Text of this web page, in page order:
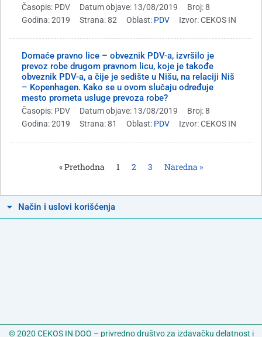
Časopis: PDV Datum objave: 13/08/2019
Broj: 8
Godina: 2019
Strana: 82 Oblast: PDV Izvor: CEKOS IN
Domaće pravno lice – obveznik PDV-a, izvršilo je
prevoz robe drugom pravnom licu, koje je takođe
obveznik PDV-a, a čije je sedište u Nišu, na relaciji Niš
– Kopenhagen. Kako se u ovom slučaju određuje
mesto prometa usluge prevoza robe?
Časopis: PDV Datum objave: 13/08/2019
Broj: 8
Godina: 2019
Strana: 81 Oblast: PDV Izvor: CEKOS IN
« Prethodna 1 2 3 Naredna »
Način i uslovi korišćenja
© 2020 CEKOS IN DOO – privredno društvo za izdavačku delatnost i